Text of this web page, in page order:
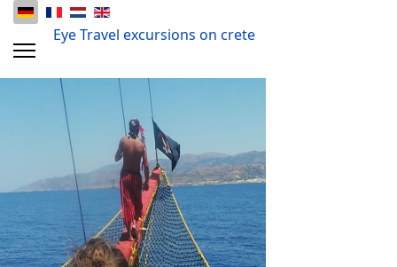
Eye Travel excursions on crete